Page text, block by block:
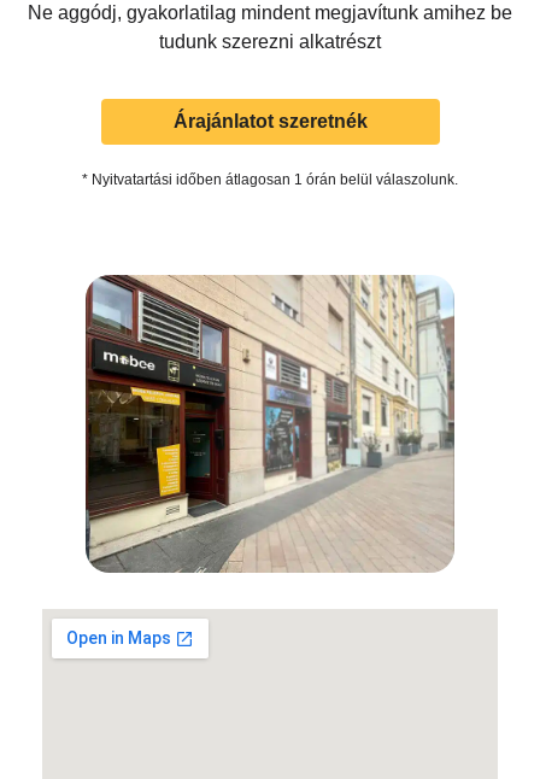
Ne aggódj, gyakorlatilag mindent megjavítunk amihez be
tudunk szerezni alkatrészt
Árajánlatot szeretnék
* Nyitvatartási időben átlagosan 1 órán belül válaszolunk.